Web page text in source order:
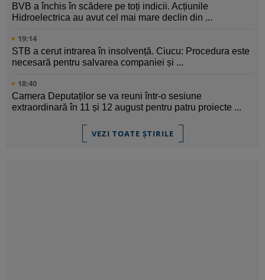
BVB a închis în scădere pe toți indicii. Acțiunile
Hidroelectrica au avut cel mai mare declin din ...
19:14
STB a cerut intrarea în insolvență. Ciucu: Procedura este
necesară pentru salvarea companiei și ...
18:40
Camera Deputaților se va reuni într-o sesiune
extraordinară în 11 și 12 august pentru patru proiecte ...
VEZI TOATE ȘTIRILE